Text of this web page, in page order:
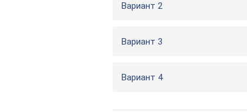
Вариант 2
Вариант 3
Вариант 4